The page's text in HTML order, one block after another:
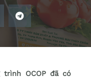
OCOP đã có